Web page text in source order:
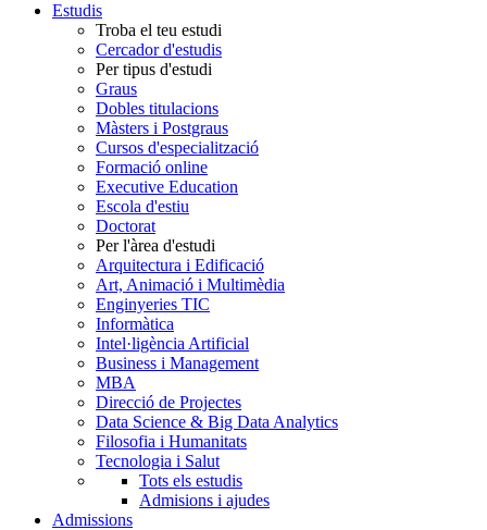
Estudis
Troba el teu estudi
Cercador d'estudis
Per tipus d'estudi
Graus
Dobles titulacions
Màsters i Postgraus
Cursos d'especialització
Formació online
Executive Education
Escola d'estiu
Doctorat
Per l'àrea d'estudi
Arquitectura i Edificació
Art, Animació i Multimèdia
Enginyeries TIC
Informàtica
Intel·ligència Artificial
Business i Management
MBA
Direcció de Projectes
Data Science & Big Data Analytics
Filosofia i Humanitats
Tecnologia i Salut
Tots els estudis
Admisions i ajudes
Admissions